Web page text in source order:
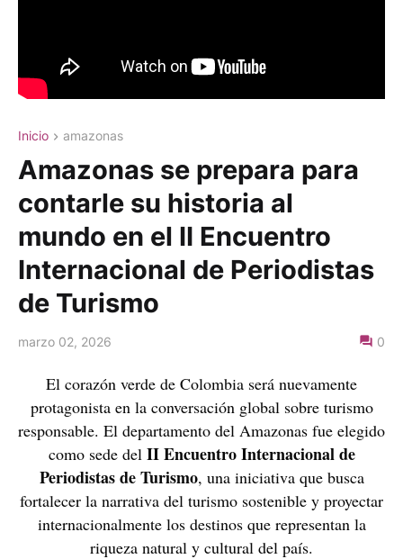
Inicio amazonas
Amazonas se prepara para
contarle su historia al
mundo en el II Encuentro
Internacional de Periodistas
de Turismo
marzo 02, 2026 0
El corazón verde de Colombia será nuevamente
protagonista en la conversación global sobre turismo
responsable. El departamento del Amazonas fue elegido
como sede del II Encuentro Internacional de
Periodistas de Turismo, una iniciativa que busca
fortalecer la narrativa del turismo sostenible y proyectar
internacionalmente los destinos que representan la
riqueza natural y cultural del país.